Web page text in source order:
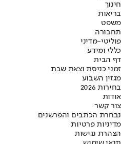
חינוך
בריאות
משפט
תחבורה
פוליטי-מדיני
כללי ומידע
דף הבית
זמני כניסת וצאת שבת
מגזין השבוע
בחירות 2026
אודות
צור קשר
נבחרת הכתבים והפרשנים
מדיניות פרטיות
הצהרת נגישות